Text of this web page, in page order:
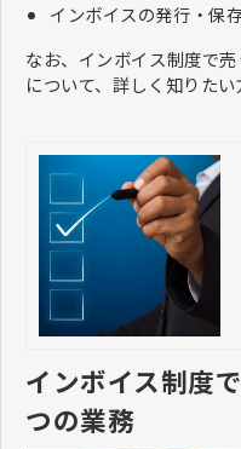
インボイスの発行・保
なお、インボイス制度で
について、詳しく知りた
インボイス制度
つの業務